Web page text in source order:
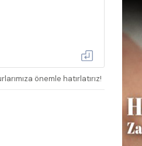
önemle hatırlatırız!